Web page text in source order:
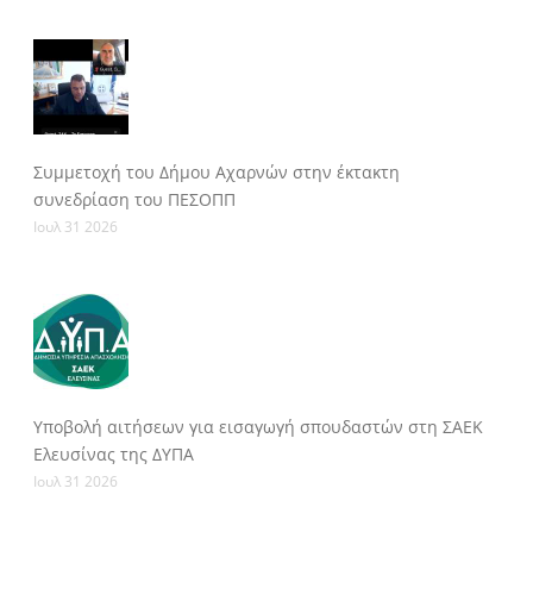
Συμμετοχή του Δήμου Αχαρνών στην έκτακτη
συνεδρίαση του ΠΕΣΟΠΠ
Ιουλ 31 2026
Υποβολή αιτήσεων για εισαγωγή σπουδαστών στη ΣΑΕΚ
Ελευσίνας της ΔΥΠΑ
Ιουλ 31 2026